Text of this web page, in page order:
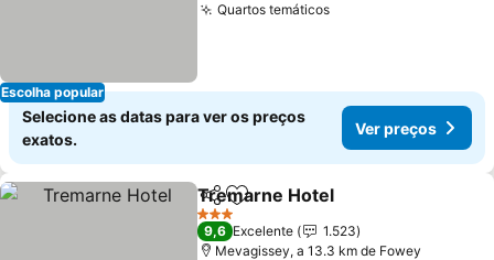
Escolha popular
Quartos temáticosVer preços
Selecione as datas para ver os preços
exatos.
Ver preços
PartilharAdicionar aos favoritos
Tremarne Hotel
3 Estrelas
9,6 Excelente
1.523
Mevagissey, a 13.3 km de Fowey